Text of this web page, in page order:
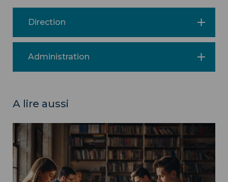
Direction
Administration
A lire aussi
Département DeScripto ">